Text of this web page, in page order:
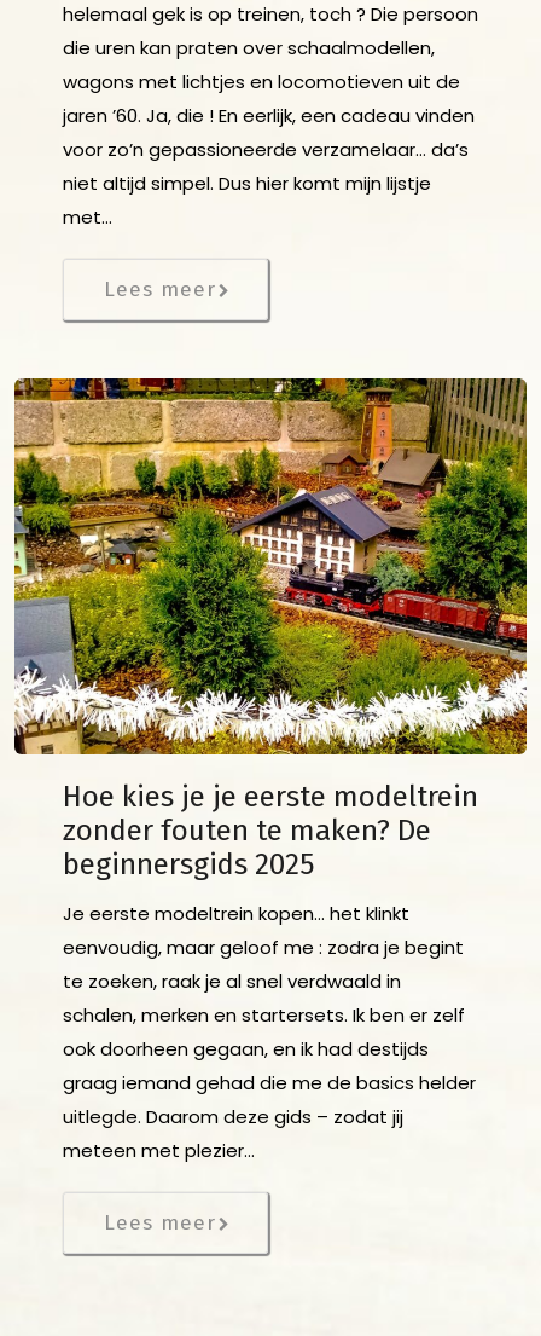
helemaal gek is op treinen, toch ? Die persoon
die uren kan praten over schaalmodellen,
wagons met lichtjes en locomotieven uit de
jaren ’60. Ja, die ! En eerlijk, een cadeau vinden
voor zo’n gepassioneerde verzamelaar… da’s
niet altijd simpel. Dus hier komt mijn lijstje
met…
Lees meer
Hoe kies je je eerste modeltrein
zonder fouten te maken? De
beginnersgids 2025
Je eerste modeltrein kopen… het klinkt
eenvoudig, maar geloof me : zodra je begint
te zoeken, raak je al snel verdwaald in
schalen, merken en startersets. Ik ben er zelf
ook doorheen gegaan, en ik had destijds
graag iemand gehad die me de basics helder
uitlegde. Daarom deze gids – zodat jij
meteen met plezier…
Lees meer